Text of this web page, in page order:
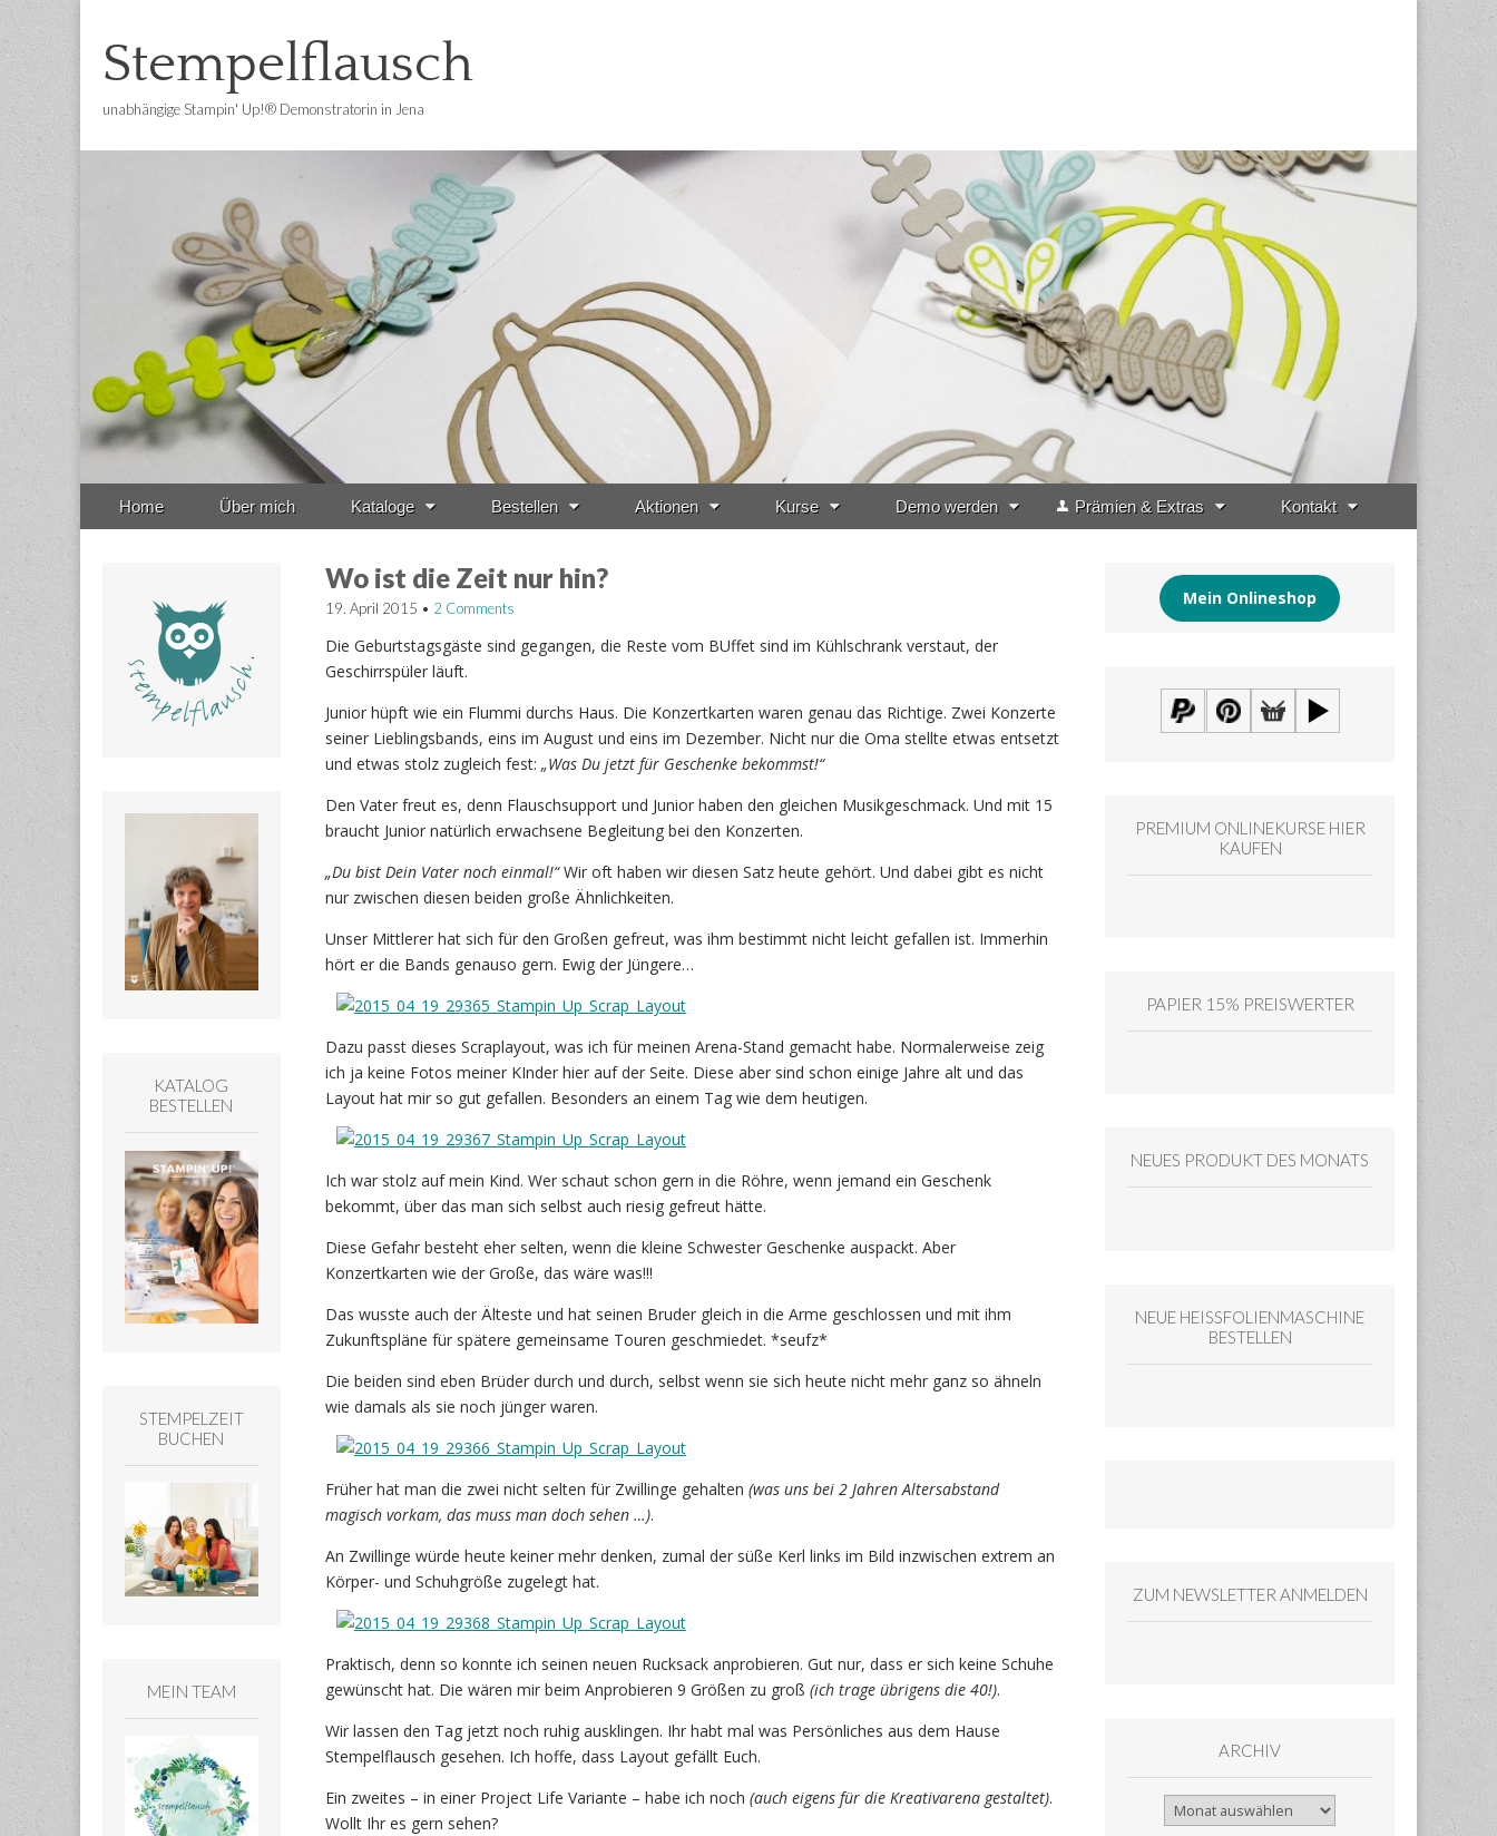
Stempelflausch
unabhängige Stampin' Up!® Demonstratorin in Jena
Home Über mich Kataloge Bestellen Aktionen Kurse Demo werden Prämien & Extras Kontakt
Wo ist die Zeit nur hin?
19. April 2015 • 2 Comments
Die Geburtstagsgäste sind gegangen, die Reste vom BUffet sind im Kühlschrank verstaut, der
Geschirrspüler läuft.
Junior hüpft wie ein Flummi durchs Haus. Die Konzertkarten waren genau das Richtige. Zwei Konzerte
seiner Lieblingsbands, eins im August und eins im Dezember. Nicht nur die Oma stellte etwas entsetzt
und etwas stolz zugleich fest: „Was Du jetzt für Geschenke bekommst!“
Den Vater freut es, denn Flauschsupport und Junior haben den gleichen Musikgeschmack. Und mit 15
braucht Junior natürlich erwachsene Begleitung bei den Konzerten.
„Du bist Dein Vater noch einmal!“Wir oft haben wir diesen Satz heute gehört. Und dabei gibt es nicht
nur zwischen diesen beiden große Ähnlichkeiten.
Unser Mittlerer hat sich für den Großen gefreut, was ihm bestimmt nicht leicht gefallen ist. Immerhin
hört er die Bands genauso gern. Ewig der Jüngere…
Dazu passt dieses Scraplayout, was ich für meinen Arena-Stand gemacht habe. Normalerweise zeig
ich ja keine Fotos meiner KInder hier auf der Seite. Diese aber sind schon einige Jahre alt und das
Layout hat mir so gut gefallen. Besonders an einem Tag wie dem heutigen.
Ich war stolz auf mein Kind. Wer schaut schon gern in die Röhre, wenn jemand ein Geschenk
bekommt, über das man sich selbst auch riesig gefreut hätte.
Diese Gefahr besteht eher selten, wenn die kleine Schwester Geschenke auspackt. Aber
Konzertkarten wie der Große, das wäre was!!!
Das wusste auch der Älteste und hat seinen Bruder gleich in die Arme geschlossen und mit ihm
Zukunftspläne für spätere gemeinsame Touren geschmiedet. *seufz*
Die beiden sind eben Brüder durch und durch, selbst wenn sie sich heute nicht mehr ganz so ähneln
wie damals als sie noch jünger waren.
Früher hat man die zwei nicht selten für Zwillinge gehalten (was uns bei 2 Jahren Altersabstand
magisch vorkam, das muss man doch sehen …).
An Zwillinge würde heute keiner mehr denken, zumal der süße Kerl links im Bild inzwischen extrem an
Körper- und Schuhgröße zugelegt hat.
Praktisch, denn so konnte ich seinen neuen Rucksack anprobieren. Gut nur, dass er sich keine Schuhe
gewünscht hat. Die wären mir beim Anprobieren 9 Größen zu groß (ich trage übrigens die 40!).
Wir lassen den Tag jetzt noch ruhig ausklingen. Ihr habt mal was Persönliches aus dem Hause
Stempelflausch gesehen. Ich hoffe, dass Layout gefällt Euch.
Ein zweites – in einer Project Life Variante – habe ich noch (auch eigens für die Kreativarena gestaltet).
Wollt Ihr es gern sehen?
KATALOG
BESTELLEN
STEMPELZEIT
BUCHEN
MEIN TEAM
Mein Onlineshop
PREMIUM ONLINEKURSE HIER
KAUFEN
PAPIER 15% PREISWERTER
NEUES PRODUKT DES MONATS
NEUE HEISSFOLIENMASCHINE
BESTELLEN
ZUM NEWSLETTER ANMELDEN
ARCHIV
Archiv